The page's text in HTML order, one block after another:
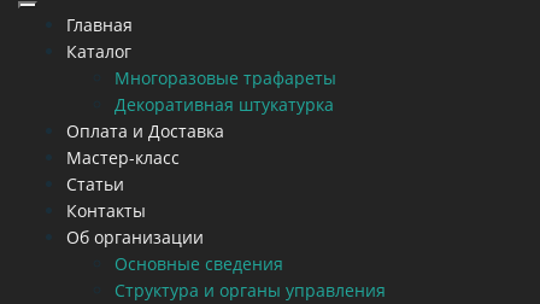
Главная
Каталог
Многоразовые трафареты
Декоративная штукатурка
Оплата и Доставка
Мастер-класс
Статьи
Контакты
Об организации
Основные сведения
Структура и органы управления